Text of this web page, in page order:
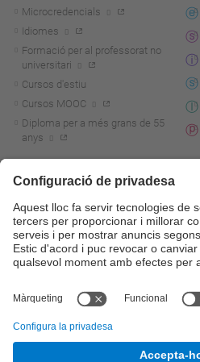
Microcredencials
Idiomes
Formació per al professorat no
universitari
Cursos d'estiu
Cursos MOOC
Diploma per a més grans de 55
anys
Actualitat R+D+I
La recerca a la UPC
La transferència, l'emprenedoria i
la innovació a la UPC
Foment i suport a la recerca
transferència, l'emprenedoria i la
Serveis per a empreses